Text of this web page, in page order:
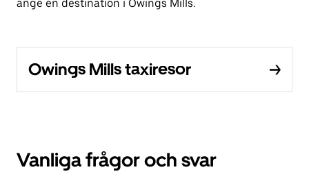
ange en destination i Owings Mills.
Owings Mills taxiresor
Vanliga frågor och svar